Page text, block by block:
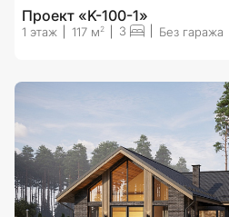
Проект «K-100-1»
1 этаж 117 м 2 3 Без гаража